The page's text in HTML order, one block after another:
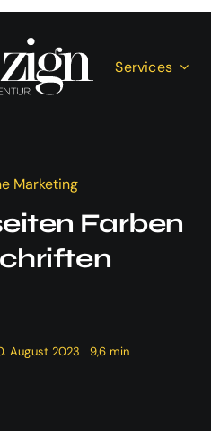
Services
Marketing
Farben
August 2023 9,6 min